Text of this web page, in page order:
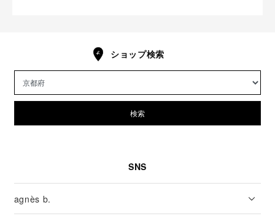
ショップ検索
検索
SNS
agnès b.